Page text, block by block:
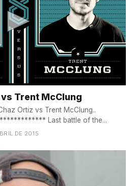
vs Trent McClung
Ortiz vs Trent McClung..
Last battle of the...
DE 2015